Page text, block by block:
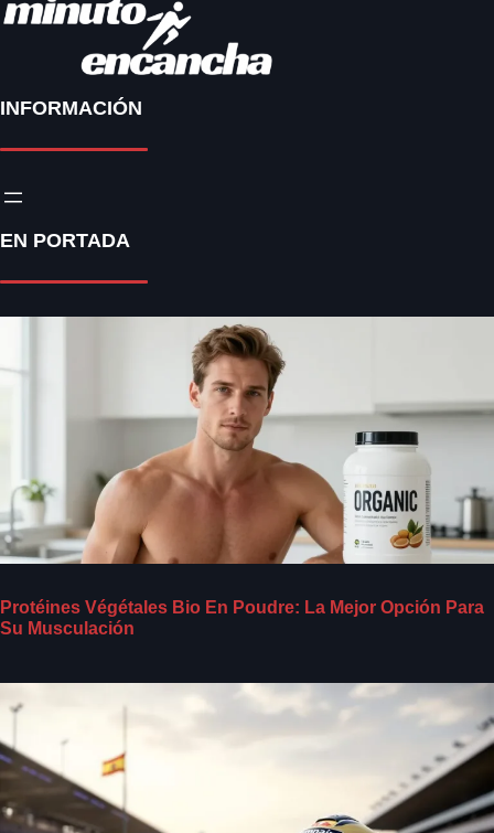
INFORMACIÓN
EN PORTADA
Protéines Végétales Bio En Poudre: La Mejor Opción Para
Su Musculación